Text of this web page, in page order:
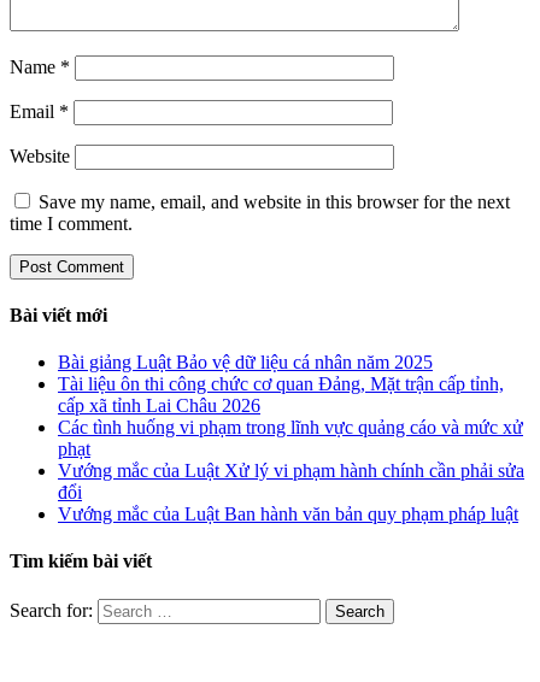
Name *
Email *
Website
Save my name, email, and website in this browser for the next
time I comment.
Bài viết mới
Bài giảng Luật Bảo vệ dữ liệu cá nhân năm 2025
Tài liệu ôn thi công chức cơ quan Đảng, Mặt trận cấp tỉnh,
cấp xã tỉnh Lai Châu 2026
Các tình huống vi phạm trong lĩnh vực quảng cáo và mức xử
phạt
Vướng mắc của Luật Xử lý vi phạm hành chính cần phải sửa
đổi
Vướng mắc của Luật Ban hành văn bản quy phạm pháp luật
Tìm kiếm bài viết
Search for: